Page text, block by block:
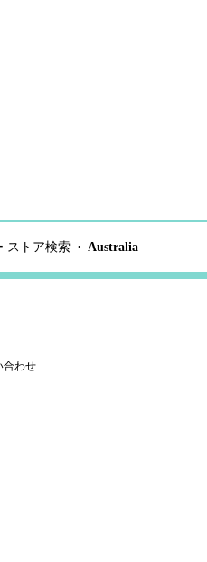
ストア検索 Australia
合わせ